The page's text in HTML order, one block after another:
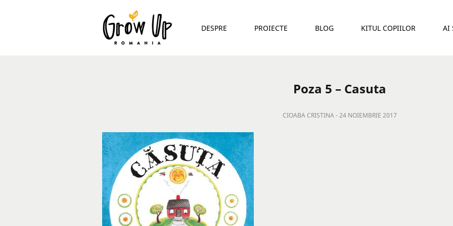
DESPRE PROIECTE BLOG KITUL COPIILOR AI
Poza 5 – Casuta
CIOABA CRISTINA -24 NOIEMBRIE 2017